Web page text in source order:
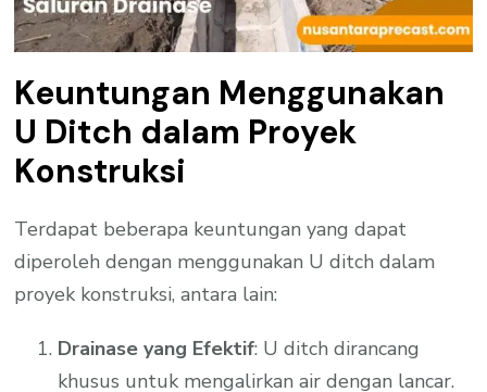
Keuntungan Menggunakan
U Ditch dalam Proyek
Konstruksi
Terdapat beberapa keuntungan yang dapat
diperoleh dengan menggunakan U ditch dalam
proyek konstruksi, antara lain:
Drainase yang Efektif: U ditch dirancang
khusus untuk mengalirkan air dengan lancar.